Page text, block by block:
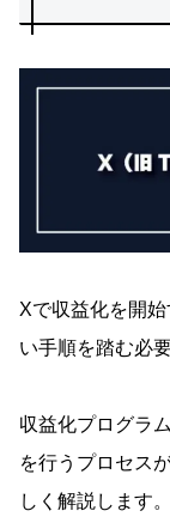
Xで収益化を開
い手順を踏む必
収益化プログラ
を行うプロセス
しく解説します。